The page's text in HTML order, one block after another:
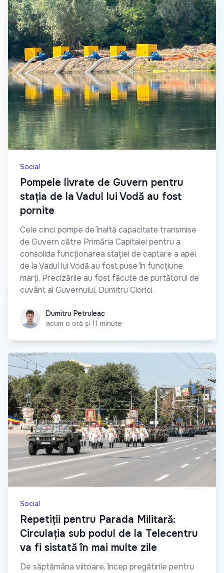
Social
Pompele livrate de Guvern pentru
stația de la Vadul lui Vodă au fost
pornite
Cele cinci pompe de înaltă capacitate transmise
de Guvern către Primăria Capitalei pentru a
consolida funcționarea stației de captare a apei
de la Vadul lui Vodă au fost puse în funcțiune
marți. Precizările au fost făcute de purtătorul de
cuvânt al Guvernului, Dumitru Ciorici.
Dumitru Petruleac
Dumitru Petruleac
acum o oră și 11 minute
Social
Repetiții pentru Parada Militară:
Circulația sub podul de la Telecentru
va fi sistată în mai multe zile
De săptămâna viitoare, încep pregătirile pentru